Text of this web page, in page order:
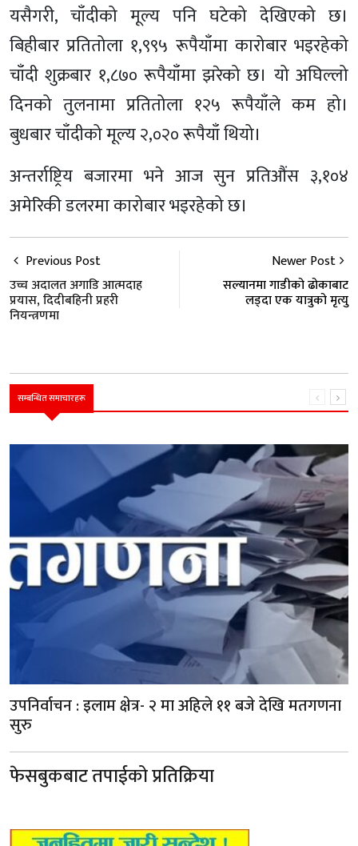
यसैगरी, चाँदीको मूल्य पनि घटेको देखिएको छ।
बिहीबार प्रतितोला १,९९५ रूपैयाँमा कारोबार भइरहेको
चाँदी शुक्रबार १,८७० रूपैयाँमा झरेको छ। यो अघिल्लो
दिनको तुलनामा प्रतितोला १२५ रूपैयाँले कम हो।
बुधबार चाँदीको मूल्य २,०२० रूपैयाँ थियो।
अन्तर्राष्ट्रिय बजारमा भने आज सुन प्रतिऔंस ३,१०४
अमेरिकी डलरमा कारोबार भइरहेको छ।
Previous Post
उच्च अदालत अगाडि आत्मदाह
प्रयास, दिदीबहिनी प्रहरी
नियन्त्रणमा
Newer Post
सल्यानमा गाडीको ढोकाबाट
लड्दा एक यात्रुको मृत्यु
सम्बन्धित समाचारहरू
उपनिर्वाचन : इलाम क्षेत्र- २ मा अहिले ११ बजे देखि मतगणना
सुरु
फेसबुकबाट तपाईको प्रतिक्रिया